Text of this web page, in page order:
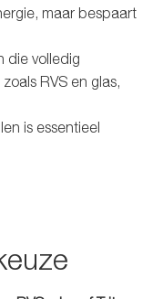
maar bespaart
die volledig
RVS en glas,
is essentieel